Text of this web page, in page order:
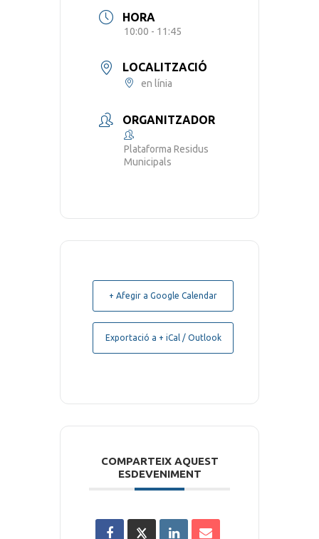
HORA
10:00 - 11:45
LOCALITZACIÓ
en línia
ORGANITZADOR
Plataforma Residus
Municipals
+ Afegir a Google Calendar
Exportació a + iCal / Outlook
COMPARTEIX AQUEST
ESDEVENIMENT